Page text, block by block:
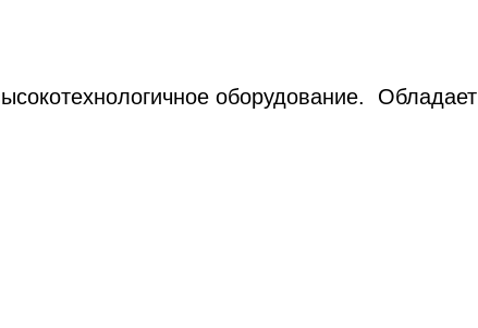
оборудование. Обладает